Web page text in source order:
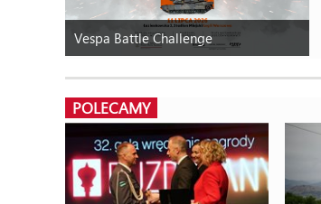
Vespa Battle Challenge
POLECAMY